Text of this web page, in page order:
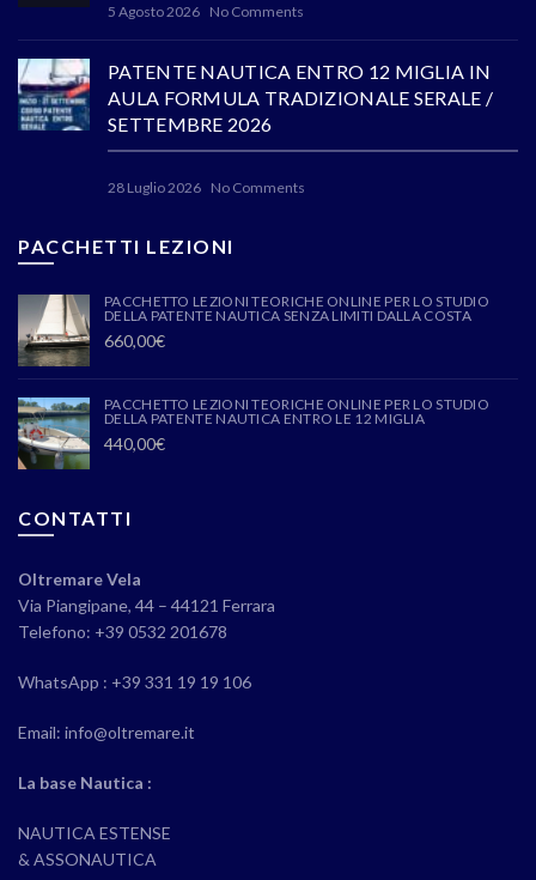
5 Agosto 2026 No Comments
PATENTE NAUTICA ENTRO 12 MIGLIA IN
AULA FORMULA TRADIZIONALE SERALE /
SETTEMBRE 2026
28 Luglio 2026 No Comments
PACCHETTI LEZIONI
PACCHETTO LEZIONI TEORICHE ONLINE PER LO STUDIO
DELLA PATENTE NAUTICA SENZA LIMITI DALLA COSTA
660,00€
PACCHETTO LEZIONI TEORICHE ONLINE PER LO STUDIO
DELLA PATENTE NAUTICA ENTRO LE 12 MIGLIA
440,00€
CONTATTI
Oltremare Vela
Via Piangipane, 44 – 44121 Ferrara
Telefono: +39 0532 201678
WhatsApp : +39 331 19 19 106
Email: info@oltremare.it
La base Nautica :
NAUTICA ESTENSE
& ASSONAUTICA